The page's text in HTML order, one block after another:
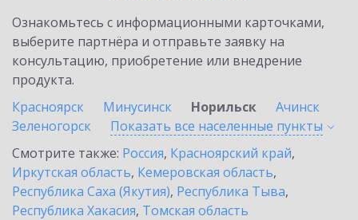
Ознакомьтесь с информационными карточками,
выберите партнёра и отправьте заявку на
консультацию, приобретение или внедрение
продукта.
Красноярск
Минусинск Норильск
Ачинск
Зеленогорск
Показать все населенные пункты
Смотрите также: Россия, Красноярский край,
Иркутская область, Кемеровская область,
Республика Саха (Якутия), Республика Тыва,
Республика Хакасия, Томская область